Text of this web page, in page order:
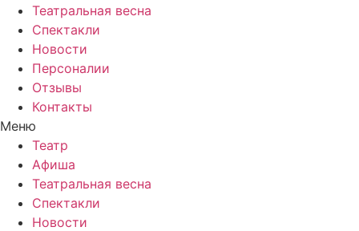
Театральная весна
Спектакли
Новости
Персоналии
Отзывы
Контакты
Меню
Театр
Афиша
Театральная весна
Спектакли
Новости